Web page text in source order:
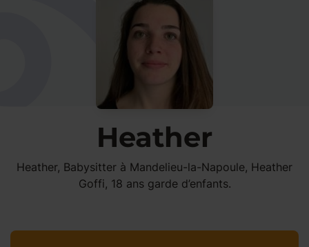
Heather
Heather, Babysitter à Mandelieu-la-Napoule, Heather
Goffi, 18 ans garde d’enfants.